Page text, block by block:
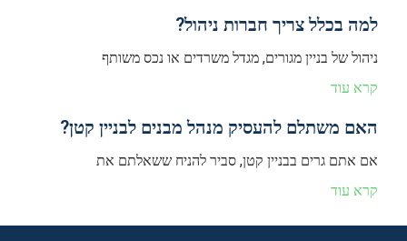
למה בכלל צריך חברות ניהול?
ניהול של בניין מגורים, מגדל משרדים או נכס משותף
קרא עוד
האם משתלם להעסיק מנהל מבנים לבניין קטן?
אם אתם גרים בבניין קטן, סביר להניח ששאלתם את
קרא עוד